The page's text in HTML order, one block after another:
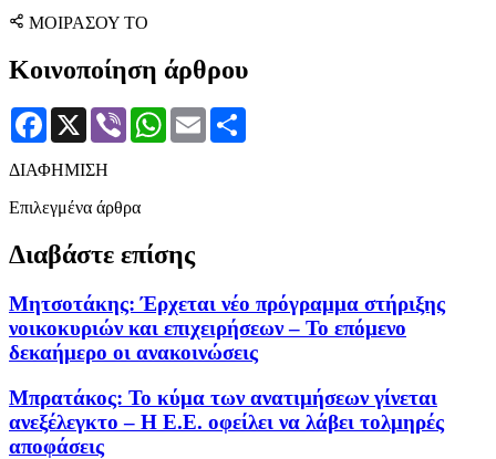
ΜΟΙΡΑΣΟΥ ΤΟ
Κοινοποίηση άρθρου
Facebook
X Viber WhatsApp
Email
ΔΙΑΦΗΜΙΣΗ
Επιλεγμένα άρθρα
Διαβάστε επίσης
Μητσοτάκης: Έρχεται νέο πρόγραμμα στήριξης
νοικοκυριών και επιχειρήσεων – Το επόμενο
δεκαήμερο οι ανακοινώσεις
Μπρατάκος: Το κύμα των ανατιμήσεων γίνεται
ανεξέλεγκτο – Η Ε.Ε. οφείλει να λάβει τολμηρές
αποφάσεις